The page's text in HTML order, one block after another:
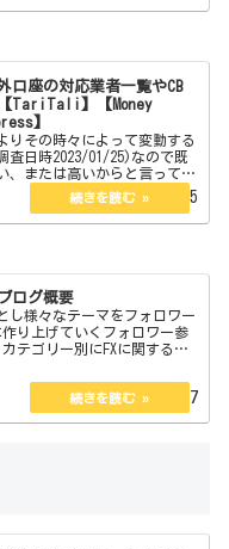
口座の対応業者一覧やCB
TariTali】【Money
】
りその時々によって変動する
査日時2023/01/25)なので既
、または高いからと言ってず
訳でもありません。今現在は
外口座は3つありその3つのCB
2023.01.25
ログ概要
し様々なテーマをフォロワー
り上げていくフォロワー参
テゴリー別にFXに関するも
エッセイがあります。 管理
2022.08.07